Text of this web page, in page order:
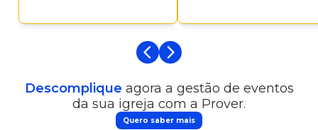
VoltarAvançar
Descomplique agora a gestão de eventos
da sua igreja com a Prover.
Quero saber mais